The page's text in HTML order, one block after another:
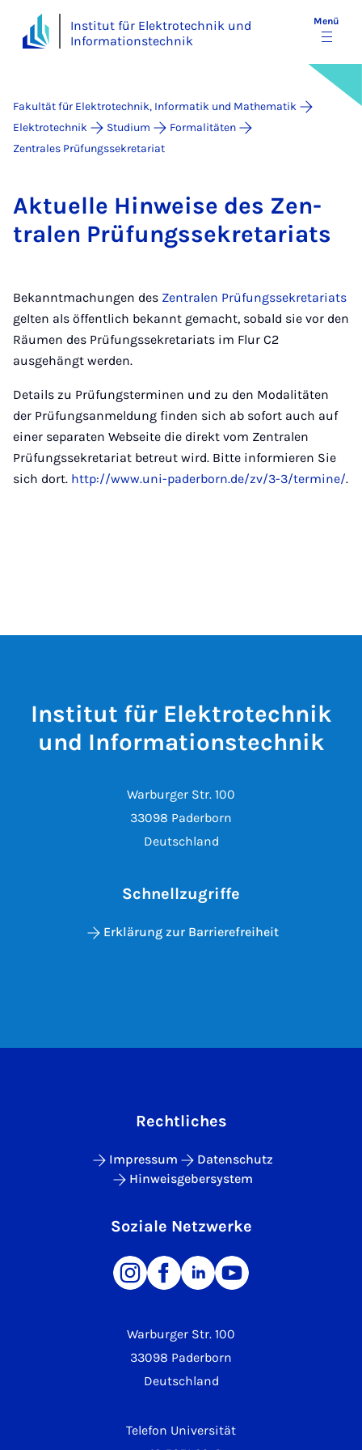
Institut für Elektrotechnik und
Informationstechnik
Menü
Fakultät für Elektrotechnik, Informatik und Mathematik
Elektrotechnik
Studium
Formalitäten
Zentrales Prüfungssekretariat
Ak­tu­el­le Hin­wei­se des Zen­
tra­len Prü­fungs­se­kre­ta­ri­ats
Bekanntmachungen des Zentralen Prüfungssekretariats
gelten als öffentlich bekannt gemacht, sobald sie vor den
Räumen des Prüfungssekretariats im Flur C2
ausgehängt werden.
Details zu Prüfungsterminen und zu den Modalitäten
der Prüfungsanmeldung finden sich ab sofort auch auf
einer separaten Webseite die direkt vom Zentralen
Prüfungssekretariat betreut wird. Bitte informieren Sie
sich dort. http://www.uni-paderborn.de/zv/3-3/termine/.
Institut für Elektrotechnik
und Informationstechnik
Warburger Str. 100
33098 Paderborn
Deutschland
Schnellzugriffe
Erklärung zur Barrierefreiheit
Warburger Str. 100
33098 Paderborn
Deutschland
Telefon Universität
Rechtliches
Impressum
Datenschutz
Hinweisgebersystem
Soziale Netzwerke